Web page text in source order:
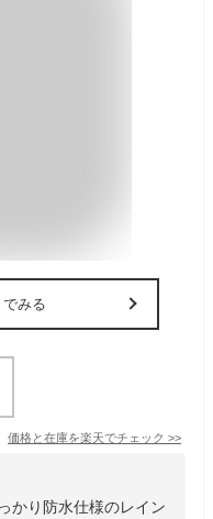
でみる
価格と在庫を楽天でチェック >>
かり防水仕様のレイン